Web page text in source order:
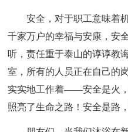
安全，对于职工意味着
千家万户的幸福与安康，安
听，责任重于泰山的谆谆教
室，所有的人员正在自己的
实实地工作着——安全是火
照亮了生命之路！安全是路